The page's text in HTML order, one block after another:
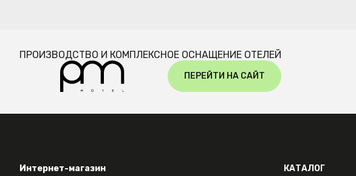
ПРОИЗВОДСТВО И КОМПЛЕКСНОЕ ОСНАЩЕНИЕ ОТЕЛЕЙ
ПЕРЕЙТИ НА САЙТ
Интернет-магазин
КАТАЛОГ